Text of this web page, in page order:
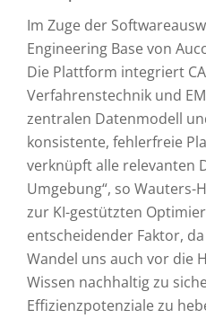
Im Zuge der
Engineering Base von
Die Plattform integriert
Verfahrenstechnik und
zentralen Datenmodell
konsistente, fehlerfreie
verknüpft alle relevanten
Umgebung“, so Wauters-
zur KI-gestützten
entscheidender Faktor,
Wandel uns auch vor die
Wissen nachhaltig zu
Effizienzpotenziale zu